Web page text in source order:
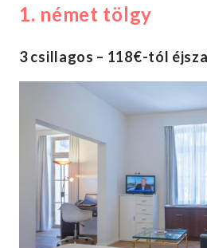
1. német tölgy
3 csillagos – 118€-tól